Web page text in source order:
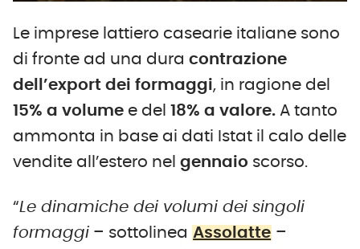
Le imprese lattiero casearie italiane sono
di fronte ad una dura contrazione
dell’export dei formaggi, in ragione del
15% a volume e del 18% a valore. A tanto
ammonta in base ai dati Istat il calo delle
vendite all’estero nel gennaio scorso.
“Le dinamiche dei volumi dei singoli
formaggi – sottolinea Assolatte –